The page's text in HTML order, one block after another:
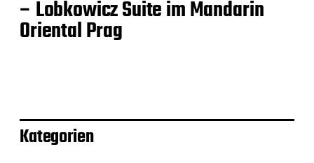
– Lobkowicz Suite im Mandarin
Oriental Prag
Kategorien